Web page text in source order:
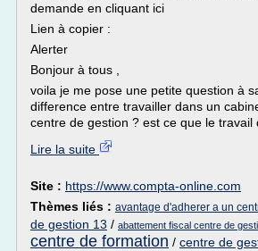
demande en cliquant ici
Lien à copier :
Alerter
Bonjour à tous ,
voila je me pose une petite question à
difference entre travailler dans un
centre de gestion ? est ce que le travail
Lire la suite
Site : https://www.compta-online.com
Thèmes liés : avantage d'adherer a un
de gestion 13 / abattement fiscal centre de
centre de formation / centre de